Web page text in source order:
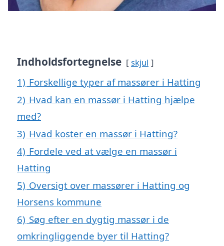
Indholdsfortegnelse skjul
1) Forskellige typer af massører i Hatting
2) Hvad kan en massør i Hatting hjælpe
med?
3) Hvad koster en massør i Hatting?
4) Fordele ved at vælge en massør i
Hatting
5) Oversigt over massører i Hatting og
Horsens kommune
6) Søg efter en dygtig massør i de
omkringliggende byer til Hatting?